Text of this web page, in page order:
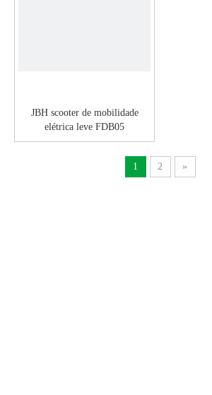
JBH scooter de mobilidade
elétrica leve FDB05
1 2 »